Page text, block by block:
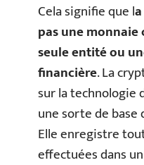
Cela signifie que l
pas une
seule entité ou
financière. La
sur la technologie
une sorte de
Elle enregistre
effectuées dans